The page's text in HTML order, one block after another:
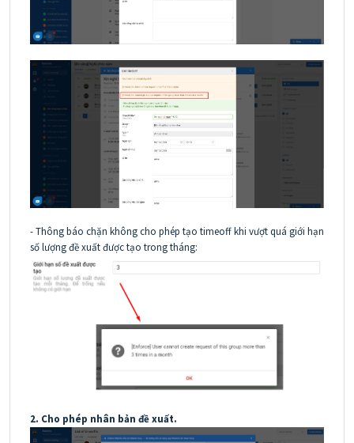
- Thông báo chặn không cho phép tạo timeoff khi vượt quá giới hạn
số lượng đề xuất được tạo trong tháng:
2. Cho phép nhân bản đề xuất.